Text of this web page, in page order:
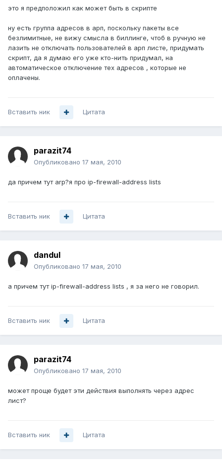
это я предположил как может быть в скрипте
ну есть группа адресов в арп, поскольку пакеты все
безлимитные, не вижу смысла в биллинге, чтоб в ручную не
лазить не отключать пользователей в арп листе, придумать
скрипт, да я думаю его уже кто-нить придумал, на
автоматическое отключение тех адресов , которые не
оплачены.
Вставить ник Цитата
parazit74
Опубликовано 17 мая, 2010
да причем тут arp?я про ip-firewall-address lists
Вставить ник Цитата
dandul
Опубликовано 17 мая, 2010
а причем тут ip-firewall-address lists , я за него не говорил.
Вставить ник Цитата
parazit74
Опубликовано 17 мая, 2010
может проще будет эти действия выполнять через адрес
лист?
Вставить ник Цитата